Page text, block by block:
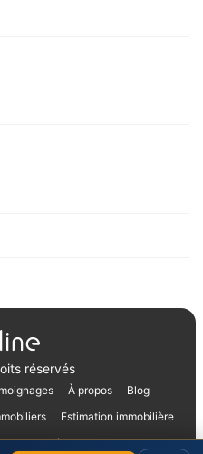
réservés
À propos
Blog
Estimation immobilière
Mentions légales